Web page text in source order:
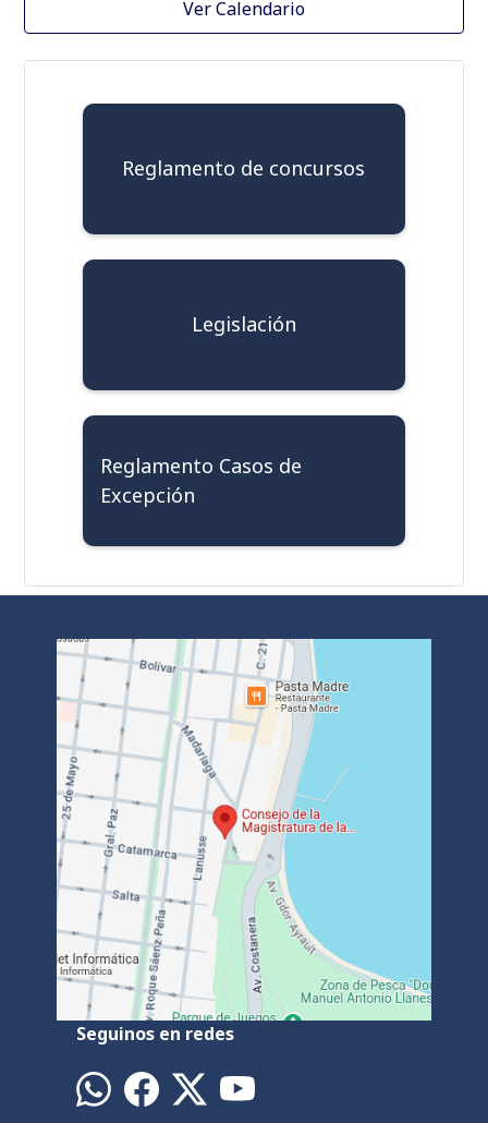
Ver Calendario
Reglamento de concursos
Legislación
Reglamento Casos de
Excepción
Seguinos en redes